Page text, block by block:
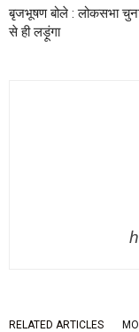
बृजभूषण बोले : लोकसभा
से ही लड़ूंगा
RELATED ARTICLES